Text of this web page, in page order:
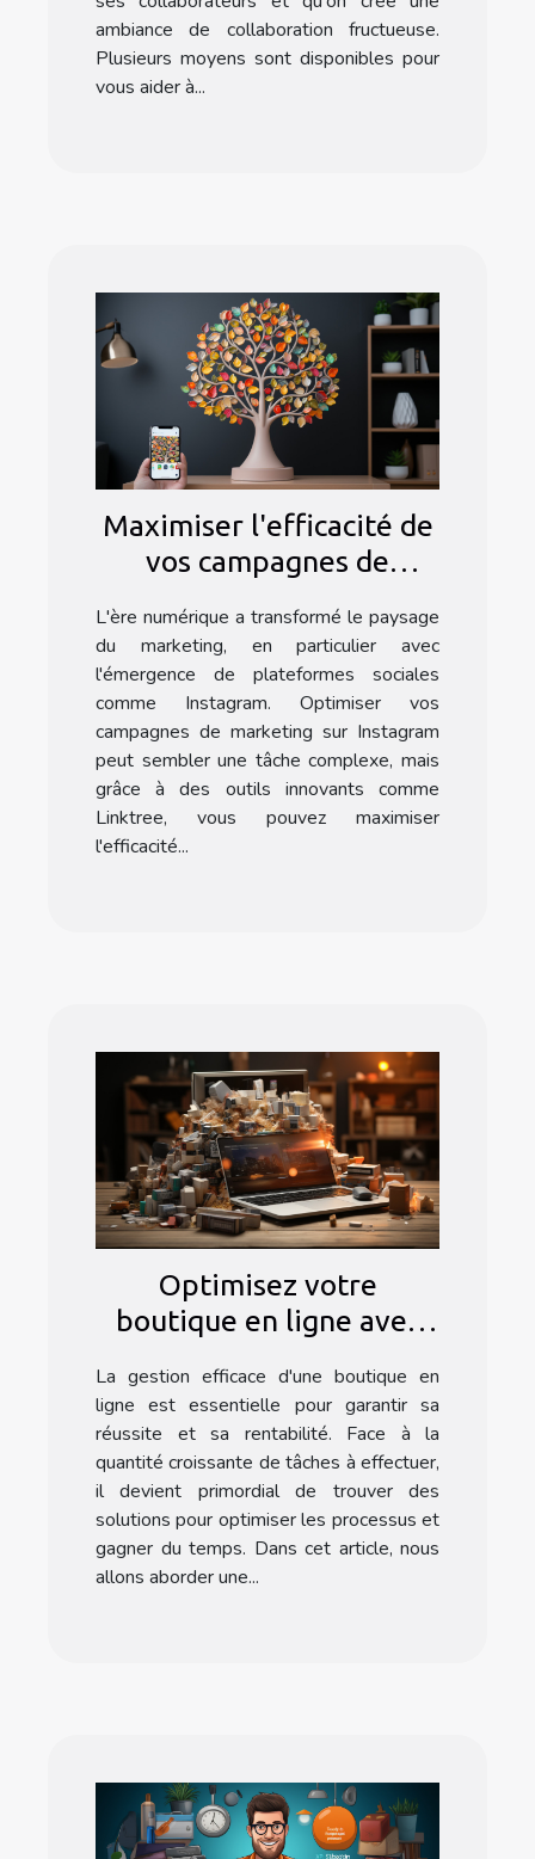
ambiance de collaboration fructueuse.
Plusieurs moyens sont disponibles pour
vous aider à...
Maximiser l'efficacité de
vos campagnes de
avec l'application
Linktree
L'ère numérique a transformé le paysage
du marketing, en particulier avec
l'émergence de plateformes sociales
comme Instagram. Optimiser vos
campagnes de marketing sur Instagram
peut sembler une tâche complexe, mais
grâce à des outils innovants comme
Linktree, vous pouvez maximiser
l'efficacité...
Optimisez votre
boutique en ligne avec
secrets d'un nettoyage
efficace sur Prestashop
La gestion efficace d'une boutique en
ligne est essentielle pour garantir sa
réussite et sa rentabilité. Face à la
quantité croissante de tâches à effectuer,
il devient primordial de trouver des
solutions pour optimiser les processus et
gagner du temps. Dans cet article, nous
allons aborder une...